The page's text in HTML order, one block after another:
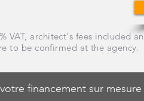
VAT, architect's fees included
to be confirmed at the agency.
financement sur mesure